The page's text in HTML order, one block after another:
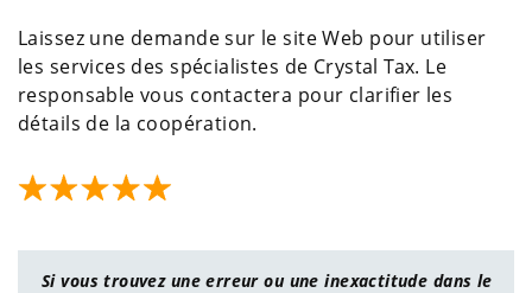
Laissez une demande sur le site Web pour utiliser
les services des spécialistes de Crystal Tax. Le
responsable vous contactera pour clarifier les
détails de la coopération.
Si vous trouvez une erreur ou une inexactitude dans le